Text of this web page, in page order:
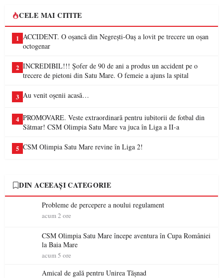
CELE MAI CITITE
1 ACCIDENT. O oșancă din Negrești-Oaș a lovit pe trecere un oșan
octogenar
2 INCREDIBIL!!! Șofer de 90 de ani a produs un accident pe o
trecere de pietoni din Satu Mare. O femeie a ajuns la spital
3 Au venit oșenii acasă…
4 PROMOVARE. Veste extraordinară pentru iubitorii de fotbal din
Sătmar! CSM Olimpia Satu Mare va juca în Liga a II-a
5 CSM Olimpia Satu Mare revine în Liga 2!
DIN ACEEAȘI CATEGORIE
Probleme de percepere a noului regulament
acum 2 ore
CSM Olimpia Satu Mare începe aventura în Cupa României
la Baia Mare
acum 5 ore
Amical de gală pentru Unirea Tășnad